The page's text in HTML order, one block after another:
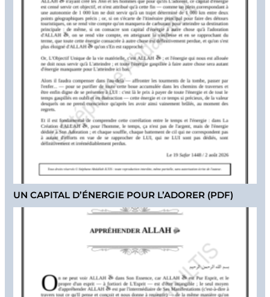
UN CAPITAL D’ÉNERGIE POUR L’ADORER (PDF)